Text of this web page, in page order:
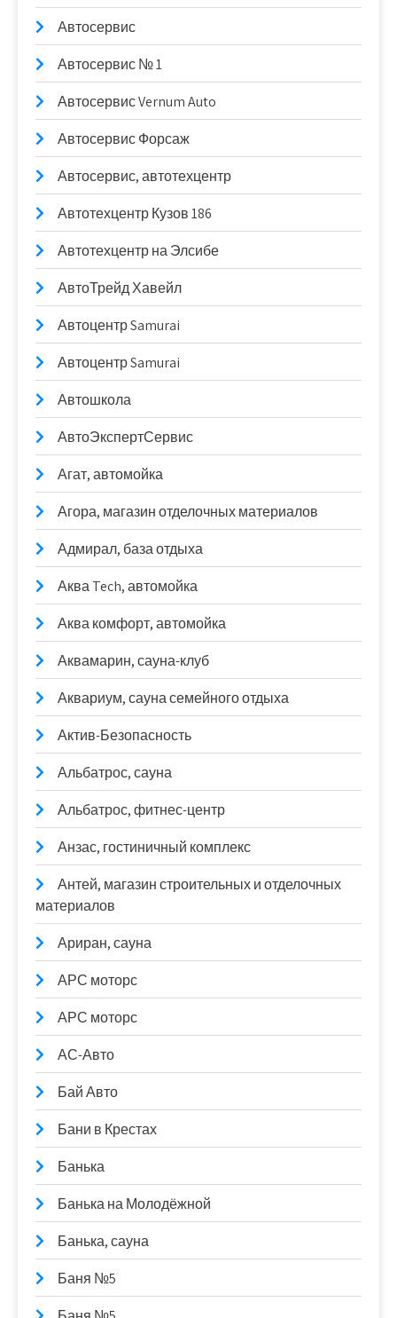
Автосервис
Автосервис № 1
Автосервис Vernum Auto
Автосервис Форсаж
Автосервис, автотехцентр
Автотехцентр Кузов 186
Автотехцентр на Элсибе
АвтоТрейд Хавейл
Автоцентр Samurai
Автоцентр Samurai
Автошкола
АвтоЭкспертСервис
Агат, автомойка
Агора, магазин отделочных материалов
Адмирал, база отдыха
Аква Tech, автомойка
Аква комфорт, автомойка
Аквамарин, сауна-клуб
Аквариум, сауна семейного отдыха
Актив-Безопасность
Альбатрос, сауна
Альбатрос, фитнес-центр
Анзас, гостиничный комплекс
Антей, магазин строительных и отделочных
материалов
Ариран, сауна
АРС моторс
АРС моторс
АС-Авто
Бай Авто
Бани в Крестах
Банька
Банька на Молодёжной
Банька, сауна
Баня №5